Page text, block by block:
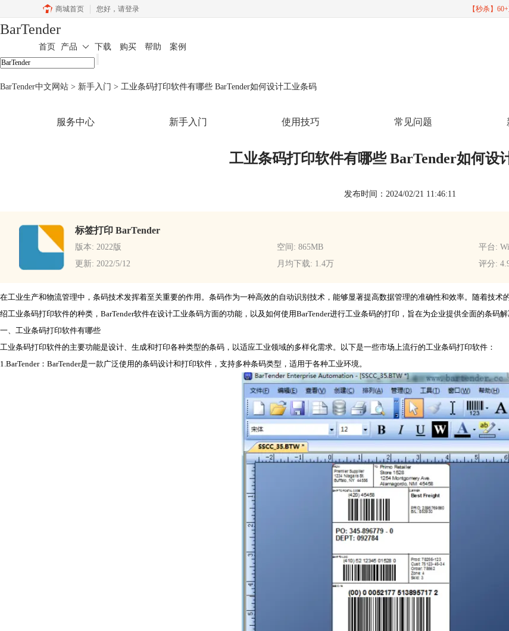
商城首页 您好， 请登录 【秒杀】
BarTender
首页 产品 下载 购买 帮助 案例
BarTender中文网站 > 新手入门 > 工业条码打印软件有哪些 BarTender如何设计工业条码
服务中心 新手入门 使用技巧 常见问题
工业条码打印软件有哪些 BarTender如何设
发布时间：2024/02/21 11:46:11
标签打印 BarTender
版本: 2022版 空间: 865MB
平台:
更新: 2022/5/12
月均下载: 1.4万 评分:
在工业生产和物流管理中，条码技术发挥着至关重要的作用。条码作为一种高效的自动识别技术，能够显著提高数据管理的准确性和效率。随着技
绍工业条码打印软件的种类，BarTender软件在设计工业条码方面的功能，以及如何使用BarTender进行工业条码的打印，旨在为企业提供全面的条码解
一、工业条码打印软件有哪些
工业条码打印软件的主要功能是设计、生成和打印各种类型的条码，以适应工业领域的多样化需求。以下是一些市场上流行的工业条码打印软件：
1.BarTender：BarTender是一款广泛使用的条码设计和打印软件，支持多种条码类型，适用于各种工业环境。